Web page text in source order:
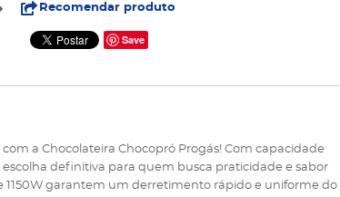
Recomendar produto
Save
a Chocolateira Chocopró Progás! Com capacidade
definitiva para quem busca praticidade e sabor
1150W garantem um derretimento rápido e uniforme do